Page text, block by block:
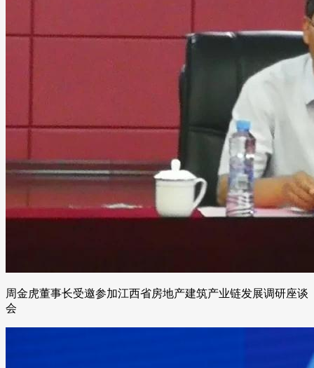
周金虎董事长受邀参加江西省房地产建筑产业链发展调研座谈
会